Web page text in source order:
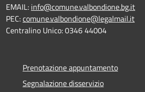
EMAIL: info@comune.valbondione.bg.it
PEC:comune.valbondione@legalmail.it
Centralino Unico: 0346 44004
Prenotazione appuntamento
Segnalazione disservizio